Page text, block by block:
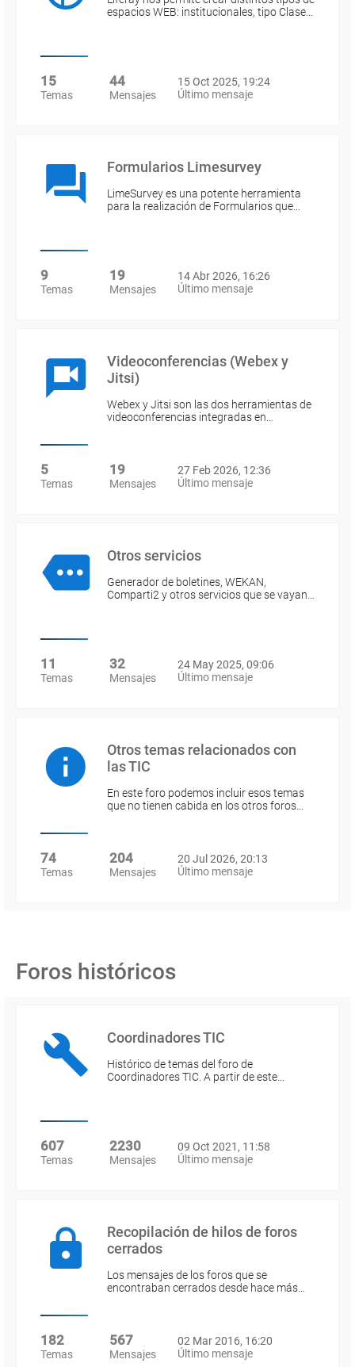
espacios WEB: institucionales, tipo Clase…
15
Temas
44
Mensajes
15 Oct 2025, 19:24
Último mensaje
Formularios Limesurvey
LimeSurvey es una potente herramienta
para la realización de Formularios que…
9
Temas
19
Mensajes
14 Abr 2026, 16:26
Último mensaje
Videoconferencias (Webex y
Jitsi)
Webex y Jitsi son las dos herramientas de
videoconferencias integradas en…
5
Temas
19
Mensajes
27 Feb 2026, 12:36
Último mensaje
Otros servicios
Generador de boletines, WEKAN,
Comparti2 y otros servicios que se vayan…
11
Temas
32
Mensajes
24 May 2025, 09:06
Último mensaje
Otros temas relacionados con
las TIC
En este foro podemos incluir esos temas
que no tienen cabida en los otros foros…
74
Temas
204
Mensajes
20 Jul 2026, 20:13
Último mensaje
Foros históricos
Coordinadores TIC
Histórico de temas del foro de
Coordinadores TIC. A partir de este…
607
Temas
2230
Mensajes
09 Oct 2021, 11:58
Último mensaje
Recopilación de hilos de foros
cerrados
Los mensajes de los foros que se
encontraban cerrados desde hace más…
182
Temas
567
Mensajes
02 Mar 2016, 16:20
Último mensaje